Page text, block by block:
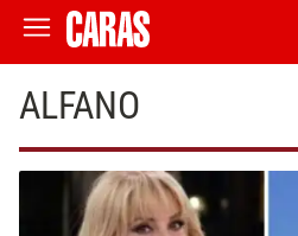
ALFANO